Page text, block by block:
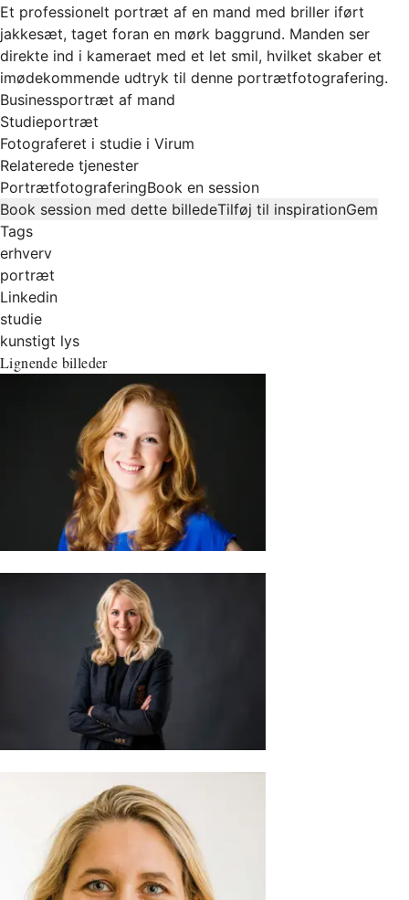
Et professionelt portræt af en mand med briller iført
jakkesæt, taget foran en mørk baggrund. Manden ser
direkte ind i kameraet med et let smil, hvilket skaber et
imødekommende udtryk til denne portrætfotografering.
Businessportræt af mand
Studieportræt
Fotograferet i studie i Virum
Relaterede tjenester
PortrætfotograferingBook en session
Book session med dette billedeTilføj til inspirationGem
Tags
erhverv
portræt
Linkedin
studie
kunstigt lys
Lignende billeder